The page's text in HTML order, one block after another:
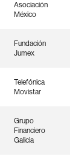
Asociación
México
Fundación
Jumex
Telefónica
Movistar
Grupo
Financiero
Galicia